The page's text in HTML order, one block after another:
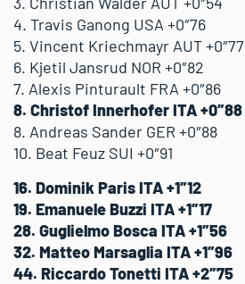
4. Travis Ganong USA +0″76
5. Vincent Kriechmayr AUT +0″77
6. Kjetil Jansrud NOR +0″82
7. Alexis Pinturault FRA +0″86
8. Christof Innerhofer ITA +0″88
8. Andreas Sander GER +0″88
10. Beat Feuz SUI +0″91
16. Dominik Paris ITA +1″12
19. Emanuele Buzzi ITA +1″17
28. Guglielmo Bosca ITA +1″56
32. Matteo Marsaglia ITA +1″96
44. Riccardo Tonetti ITA +2″75